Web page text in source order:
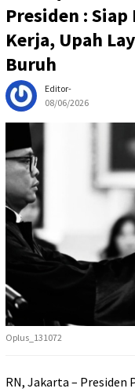
Presiden :
Kerja, Upah
Buruh
Editor-
08/06/2026
Oplus_131072
RN, Jakarta – Presiden